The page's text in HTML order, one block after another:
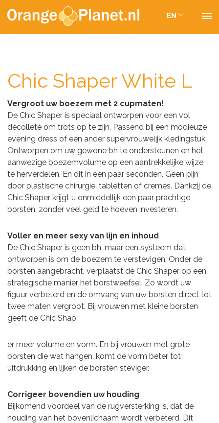
EN
Chic Shaper White L
Vergroot uw boezem met 2 cupmaten!
De Chic Shaper is speciaal ontworpen voor een vol
décolleté om trots op te zijn. Passend bij een modieuze
evening dress of een ander supervrouwelijk kledingstuk.
Ontworpen om uw gewone bh te ondersteunen en het
aanwezige boezemvolume op een aantrekkelijke wijze
te herverdelen. En dit in een paar seconden. Geen pijn
door plastische chirurgie, tabletten of cremes. Dankzij de
Chic Shaper krijgt u onmiddellijk een paar prachtige
borsten, zonder veel geld te hoeven investeren.
Voller en meer sexy van lijn en inhoud
De Chic Shaper is geen bh, maar een systeem dat
ontworpen is om de boezem te verstevigen. Onder de
borsten aangebracht, verplaatst de Chic Shaper op een
strategische manier het borstweefsel. Zo wordt uw
figuur verbeterd en de omvang van uw borsten direct tot
twee maten vergroot. Bij vrouwen met kleine borsten
geeft de Chic Shap
er meer volume en vorm. En bij vrouwen met grote
borsten die wat hangen, komt de vorm beter tot
uitdrukking en lijken de borsten steviger.
Corrigeer bovendien uw houding
Bijkomend voordeel van de rugversterking is, dat de
houding van het bovenlichaam wordt verbeterd. Dit